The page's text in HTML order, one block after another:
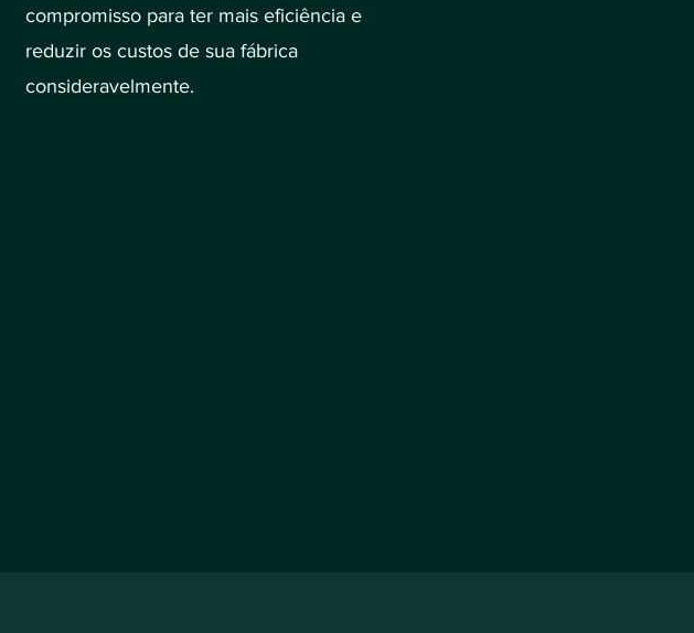
compromisso para ter mais eficiência e
reduzir os custos de sua fábrica
consideravelmente.